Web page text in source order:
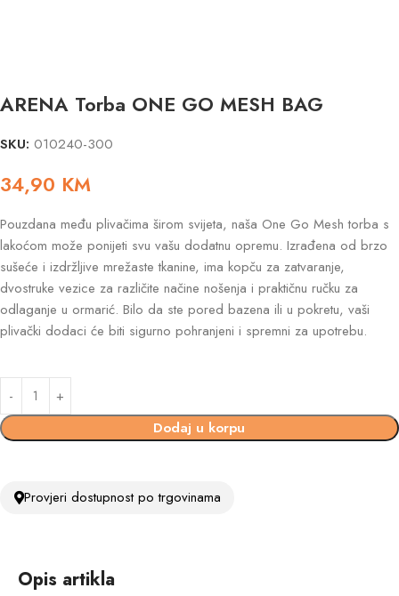
ARENA Torba ONE GO MESH BAG
SKU: 010240-300
34,90 KM
Pouzdana među plivačima širom svijeta, naša One Go Mesh torba s
lakoćom može ponijeti svu vašu dodatnu opremu. Izrađena od brzo
sušeće i izdržljive mrežaste tkanine, ima kopču za zatvaranje,
dvostruke vezice za različite načine nošenja i praktičnu ručku za
odlaganje u ormarić. Bilo da ste pored bazena ili u pokretu, vaši
plivački dodaci će biti sigurno pohranjeni i spremni za upotrebu.
Dodaj u korpu
Provjeri dostupnost po trgovinama
Opis artikla